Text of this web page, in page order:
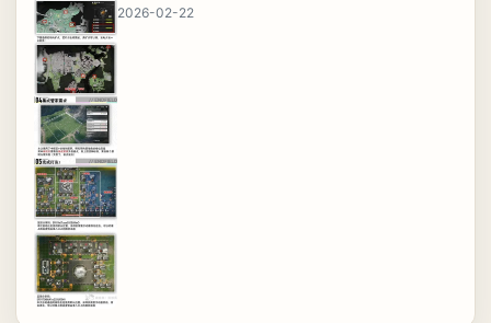
2026-02-22